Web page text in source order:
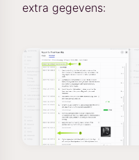
extra gegevens: